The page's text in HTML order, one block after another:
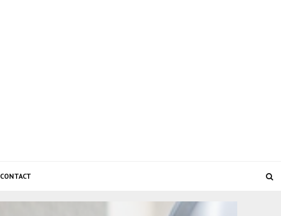
CONTACT